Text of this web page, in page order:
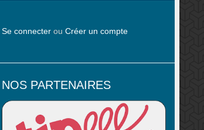
Se connecterou Créer un compte
NOS PARTENAIRES